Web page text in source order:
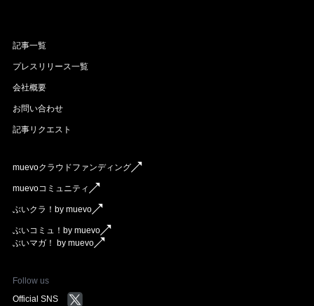
記事一覧
プレスリリース一覧
会社概要
お問い合わせ
記事リクエスト
muevoクラウドファンディング
muevoコミュニティ
ぶいクラ！by muevo
ぶいコミュ！by muevo
ぶいマガ！ by muevo
Follow us
Official SNS